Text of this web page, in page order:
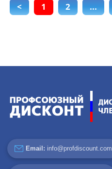
< 1 2 ...
Email: info@profdiscount.com